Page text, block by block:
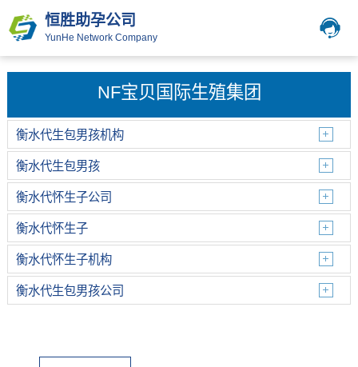
恒胜助孕公司
YunHe Network Company
NF宝贝国际生殖集团
衡水代生包男孩机构
衡水代生包男孩
衡水代怀生子公司
衡水代怀生子
衡水代怀生子机构
衡水代生包男孩公司